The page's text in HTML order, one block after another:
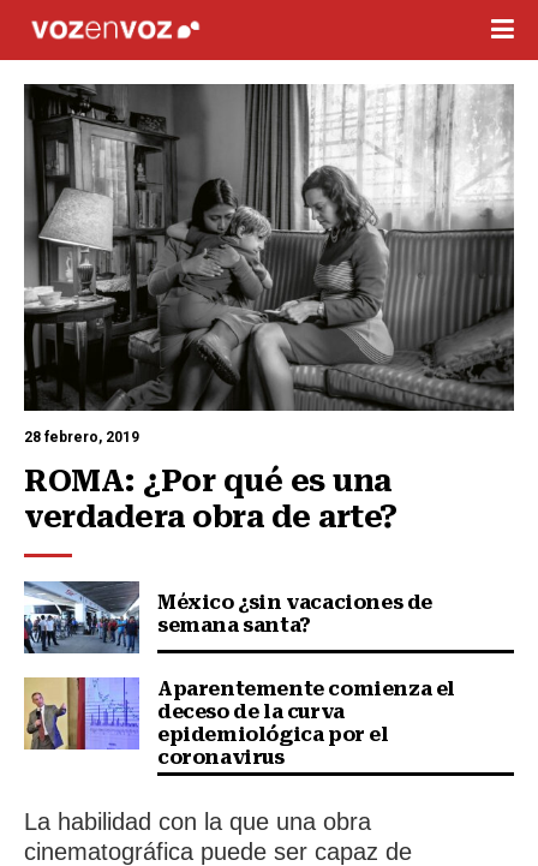
28 febrero, 2019
ROMA: ¿Por qué es una
verdadera obra de arte?
México ¿sin vacaciones de
semana santa?
Aparentemente comienza el
deceso de la curva
epidemiológica por el
coronavirus
La habilidad con la que una obra
cinematográfica puede ser capaz de